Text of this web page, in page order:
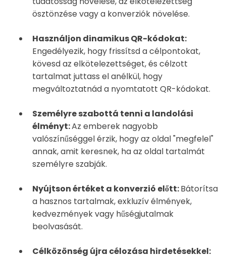
ösztönzése vagy a konverziók növelése.
Használjon dinamikus QR-kódokat:
Engedélyezik, hogy frissítsd a célpontokat,
kövesd az elkötelezettséget, és célzott
tartalmat juttass el anélkül, hogy
megváltoztatnád a nyomtatott QR-kódokat.
Személyre szabottá tenni a landolási
élményt:Az emberek nagyobb
valószínűséggel érzik, hogy az oldal "megfelel"
annak, amit keresnek, ha az oldal tartalmát
személyre szabják.
Nyújtson értéket a konverzió előtt:Bátorítsa
a hasznos tartalmak, exkluzív élmények,
kedvezmények vagy hűségjutalmak
beolvasását.
Célközönség újra célozása hirdetésekkel: